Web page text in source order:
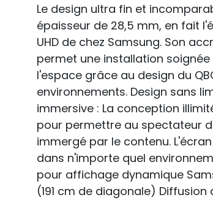
Le design ultra fin et
épaisseur de 28,5 mm, en fait
UHD de chez Samsung. Son
permet une installation
l'espace grâce au design du
environnements. Design sans
immersive : La conception
pour permettre au spectateur
immergé par le contenu.
dans n'importe quel
pour affichage dynamique
(191 cm de diagonale)